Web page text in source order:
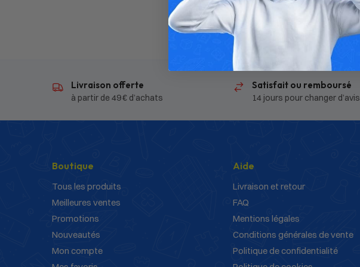
Livraison offerte
à partir de 49 € d’achats
Satisfait ou remboursé
14 jours pour changer d’avis
Boutique
Tous les produits
Meilleures ventes
Promotions
Nouveautés
Mon compte
Aide
Livraison et retour
FAQ
Mentions légales
Conditions générales de vente
Politique de confidentialité